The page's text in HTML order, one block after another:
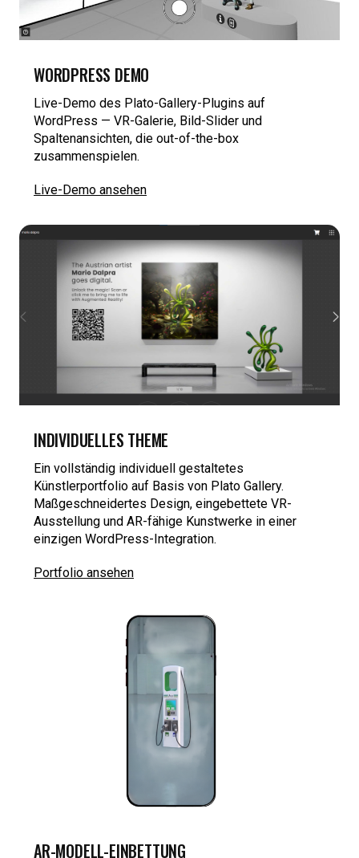
WORDPRESS DEMO
Live-Demo des Plato-Gallery-Plugins auf
WordPress — VR-Galerie, Bild-Slider und
Spaltenansichten, die out-of-the-box
zusammenspielen.
Live-Demo ansehen
INDIVIDUELLES THEME
Ein vollständig individuell gestaltetes
Künstlerportfolio auf Basis von Plato Gallery.
Maßgeschneidertes Design, eingebettete VR-
Ausstellung und AR-fähige Kunstwerke in einer
einzigen WordPress-Integration.
Portfolio ansehen
AR-MODELL-EINBETTUNG